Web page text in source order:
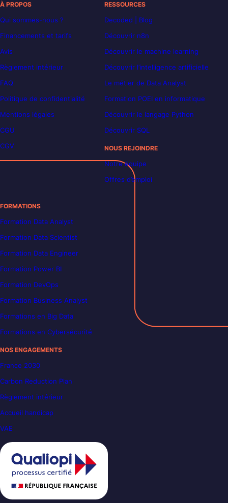
À PROPOS
Qui sommes-nous ?
Financements et tarifs
Avis
Règlement intérieur
FAQ
Politique de confidentialité
Mentions légales
CGU
CGV
RESSOURCES
Decoded | Blog
Découvrir n8n
Découvrir le machine learning
Découvrir l’intelligence artificielle
Le métier de Data Analyst
Formation POEI en informatique
Découvrir le langage Python
Découvrir SQL
NOUS REJOINDRE
Notre équipe
Offres d’emploi
FORMATIONS
Formation Data Analyst
Formation Data Scientist
Formation Data Engineer
Formation Power BI
Formation DevOps
Formation Business Analyst
Formations en Big Data
Formations en Cybersécurité
NOS ENGAGEMENTS
France 2030
Carbon Reduction Plan
Règlement intérieur
Accueil handicap
VAE